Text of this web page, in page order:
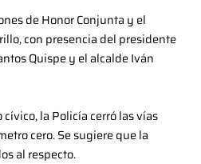
de Honor Conjunta y el
con presencia del presidente
Quispe y el alcalde Iván
la Policía cerró las vías
cero. Se sugiere que la
al respecto.